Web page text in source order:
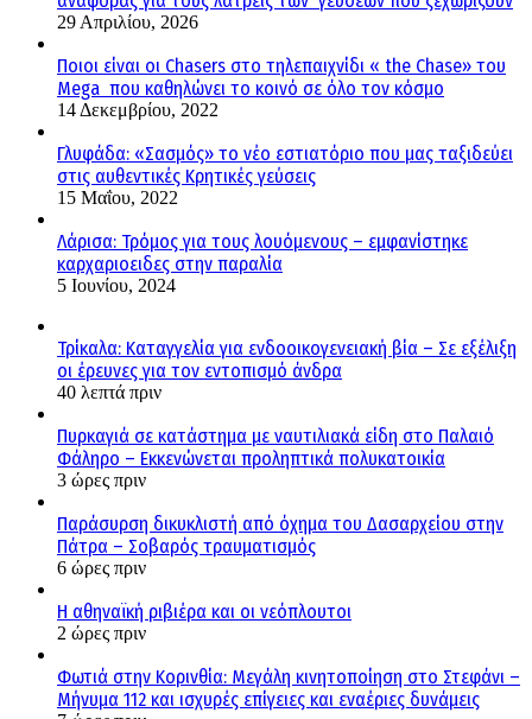
29 Απριλίου, 2026
Ποιοι είναι οι Chasers στο τηλεπαιχνίδι « the Chase» του
Mega που καθηλώνει το κοινό σε όλο τον κόσμο
14 Δεκεμβρίου, 2022
Γλυφάδα: «Σασμός» το νέο εστιατόριο που μας ταξιδεύει
στις αυθεντικές Κρητικές γεύσεις
15 Μαΐου, 2022
Λάρισα: Τρόμος για τους λουόμενους – εμφανίστηκε
καρχαριοειδες στην παραλία
5 Ιουνίου, 2024
Τρίκαλα: Καταγγελία για ενδοοικογενειακή βία – Σε εξέλιξη
οι έρευνες για τον εντοπισμό άνδρα
40 λεπτά πριν
Πυρκαγιά σε κατάστημα με ναυτιλιακά είδη στο Παλαιό
Φάληρο – Εκκενώνεται προληπτικά πολυκατοικία
3 ώρες πριν
Παράσυρση δικυκλιστή από όχημα του Δασαρχείου στην
Πάτρα – Σοβαρός τραυματισμός
6 ώρες πριν
Η αθηναϊκή ριβιέρα και οι νεόπλουτοι
2 ώρες πριν
Φωτιά στην Κορινθία: Μεγάλη κινητοποίηση στο Στεφάνι –
Μήνυμα 112 και ισχυρές επίγειες και εναέριες δυνάμεις